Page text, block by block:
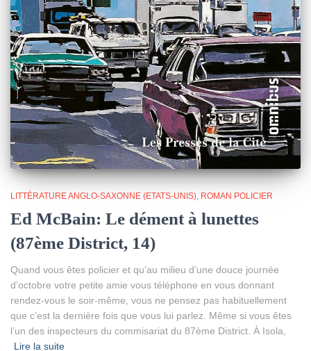
LITTÉRATURE ANGLO-SAXONNE (ETATS-UNIS) ROMAN POLICIER
Ed McBain: Le dément à lunettes
(87ème District, 14)
Quand vous êtes policier et qu’au milieu d’une douce journée
d’octobre votre petite amie vous téléphone en vous donnant
rendez-vous le soir-même, vous ne pensez pas habituellement
que c’est la dernière fois que vous lui parlez. Même si vous êtes
l’un des inspecteurs du commisariat du 87ème District. À Isola,
Lire la suite